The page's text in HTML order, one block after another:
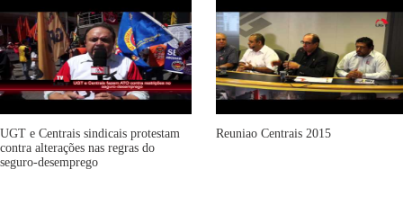
UGT e Centrais sindicais protestam
contra alterações nas regras do
seguro-desemprego
Reuniao Centrais 2015